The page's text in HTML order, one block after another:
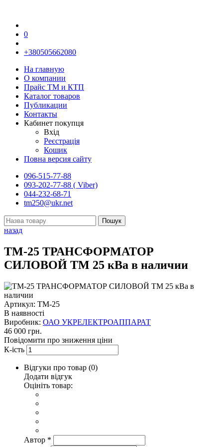
0
+380505662080
На главную
О компании
Прайс TM и КТП
Каталог товаров
Публикации
Контакты
Кабинет покупця
Вхід
Реєстрація
Кошик
Повна версия сайту
096-515-77-88
093-202-77-88 ( Viber)
044-232-68-71
tm250@ukr.net
назад
ТМ-25 ТРАНСФОРМАТОР
СИЛОВОЙ ТМ 25 кВа в наличии
Артикул: ТМ-25
В наявності
Виробник: ОАО УКРЕЛЕКТРОАППАРАТ
46 000 грн.
Повідомити про зниження ціни
К-ість
Відгуки про товар (0)
Додати відгук
Оцініть товар:
Автор *